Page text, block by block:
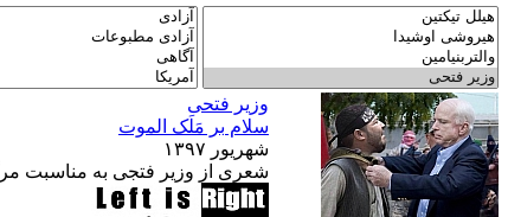
وزیر فتحی
سلام بر مَلَک الموت
شهريور ۱۳۹۷
شعری از وزیر فتجی به مناسبت